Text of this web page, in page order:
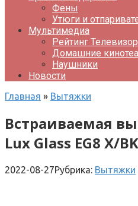
Фены
Утюги и
Мультимедиа
Рейтинг
Домашние
Наушники
Новости
Главная » Вытяжки
Встраиваемая
Lux Glass EG8 X/
2022-08-27Рубрика: Вытяжки